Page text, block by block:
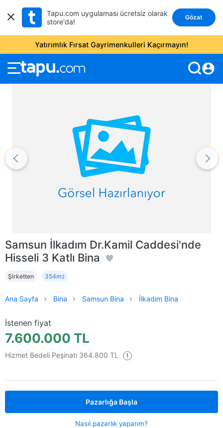
Tapu.com uygulaması ücretsiz olarak
store'da!
Gözat
Yatırımlık Fırsat Gayrimenkulleri Kaçırmayın!
account_circle
Samsun İlkadım Dr.Kamil Caddesi'nde
Hisseli 3 Katlı Bina
Şirketten 354m2
Ana Sayfa Bina Samsun Bina İlkadım Bina
İstenen fiyat
7.600.000 TL
Hizmet Bedeli Peşinatı 364.800 TL !
Pazarlığa Başla
Nasıl pazarlık yaparım?